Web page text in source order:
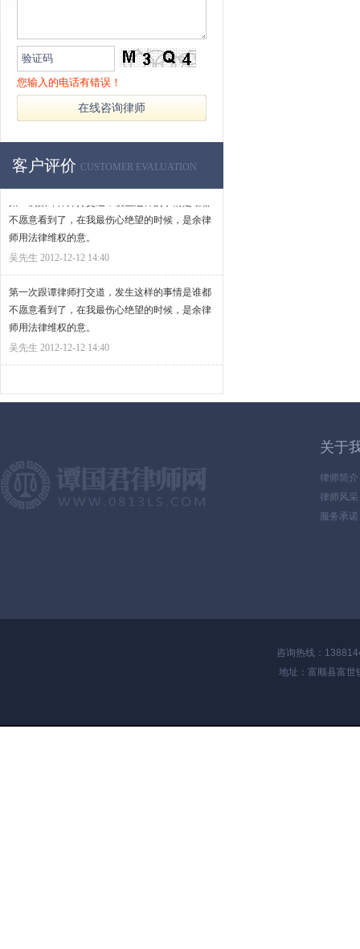
您输入的电话有错误！
客户评价 CUSTOMER EVALUATION
第一次跟谭律师打交道，发生这样的事情是谁都
不愿意看到了，在我最伤心绝望的时候，是余律
师用法律维权的意。
吴先生2012-12-12 14:40
不愿意看到了，在我最伤心绝望的时候，是余律
师用法律维权的意。
吴先生
2012-12-12 14:40
第一次跟谭律师打交道，发生这样的事情是谁都
不愿意看到了，在我最伤心绝望的时候，是余律
师用法律维权的意。
吴先生
2012-12-12 14:40
不愿意看到了，在我最伤心绝望的时候，是余律
师用法律维权的意。
关于
律师简介
律师风采
服务承诺
咨询热线：
地址：富顺县富世